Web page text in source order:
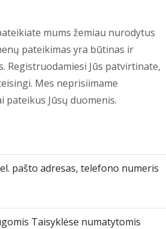
mums žemiau nurodytus
pateikimas yra būtinas ir
Registruodamiesi Jūs patvirtinate,
Mes neprisiimame
pateikus Jūsų duomenis.
pašto adresas, telefono numeris
Taisyklėse numatytomis